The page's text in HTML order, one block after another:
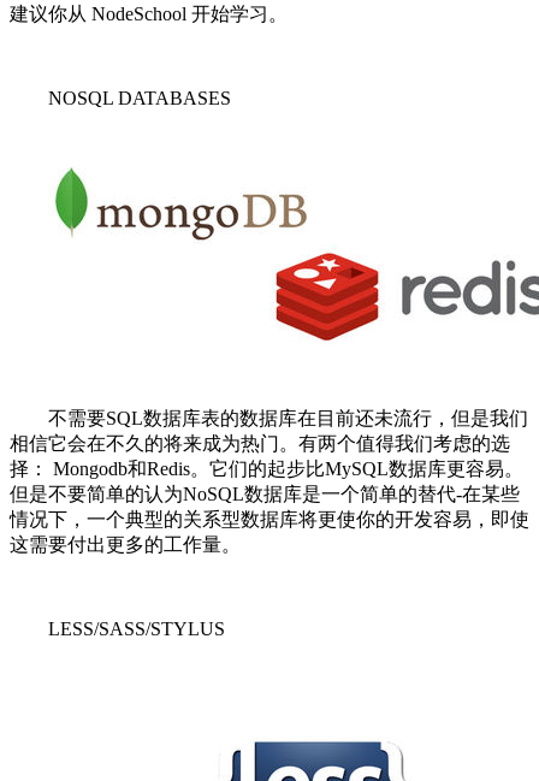
建议你从 NodeSchool 开始学习。
NOSQL DATABASES
不需要SQL数据库表的数据库在目前还未流行，但是我们
相信它会在不久的将来成为热门。有两个值得我们考虑的选
择： Mongodb和Redis。它们的起步比MySQL数据库更容易。
但是不要简单的认为NoSQL数据库是一个简单的替代-在某些
情况下，一个典型的关系型数据库将更使你的开发容易，即使
这需要付出更多的工作量。
LESS/SASS/STYLUS